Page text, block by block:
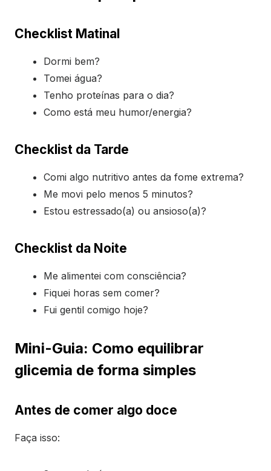
Checklist Matinal
Dormi bem?
Tomei água?
Tenho proteínas para o dia?
Como está meu humor/energia?
Checklist da Tarde
Comi algo nutritivo antes da fome extrema?
Me movi pelo menos 5 minutos?
Estou estressado(a) ou ansioso(a)?
Checklist da Noite
Me alimentei com consciência?
Fiquei horas sem comer?
Fui gentil comigo hoje?
Mini-Guia: Como equilibrar
glicemia de forma simples
Antes de comer algo doce
Faça isso: